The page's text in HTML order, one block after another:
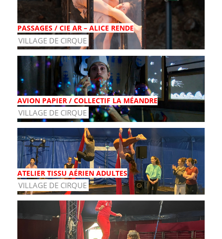
PASSAGES / CIE AR – ALICE RENDE
VILLAGE DE CIRQUE
AVION PAPIER / COLLECTIF LA MÉANDRE
VILLAGE DE CIRQUE
ATELIER TISSU AÉRIEN ADULTES
VILLAGE DE CIRQUE